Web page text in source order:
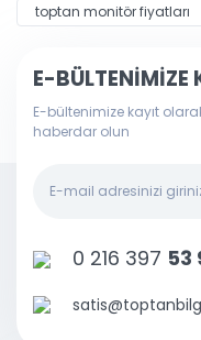
toptan monitör fiyatları
E-BÜLTENİMİZE
E-bültenimize kayıt
haberdar olun
0 216 397 53